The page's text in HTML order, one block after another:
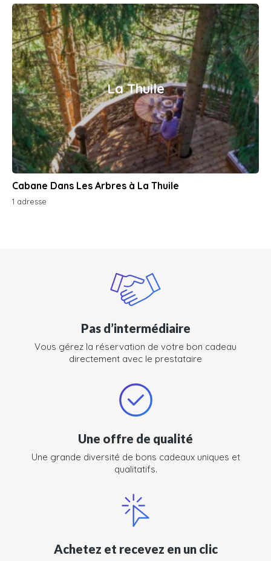
La Thuile
Cabane Dans Les Arbres à La Thuile
1 adresse
Pas d’intermédiaire
Vous gérez la réservation de votre bon cadeau
directement avec le prestataire
Une offre de qualité
Une grande diversité de bons cadeaux uniques et
qualitatifs.
Achetez et recevez en un clic